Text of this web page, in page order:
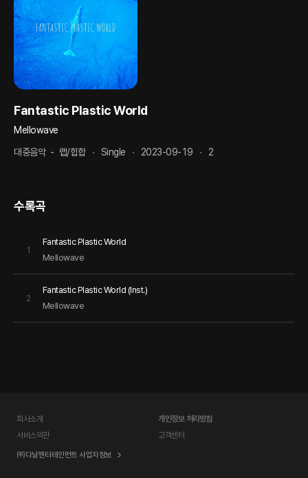
Fantastic Plastic World
Mellowave
대중음악- 랩/힙합 Single 2023-09-19 2
수록곡
1
Fantastic Plastic World
Mellowave
2
Fantastic Plastic World (Inst.)
Mellowave
회사소개
개인정보 처리방침
서비스약관
고객센터
㈜다날엔터테인먼트 사업자정보